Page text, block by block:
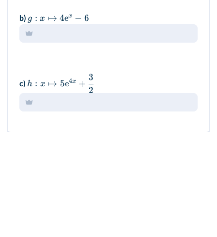
b) g : x ↦ 4ex − 6
c) h : x ↦ 5e4x +
2
3